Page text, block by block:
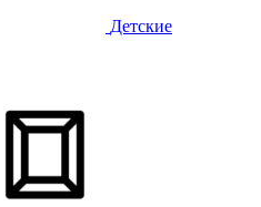
Детские